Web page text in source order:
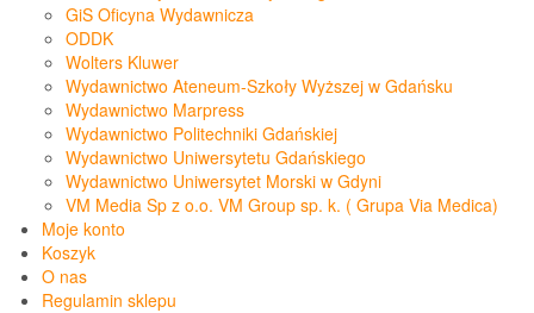
GiS Oficyna Wydawnicza
ODDK
Wolters Kluwer
Wydawnictwo Ateneum-Szkoły Wyższej w Gdańsku
Wydawnictwo Marpress
Wydawnictwo Politechniki Gdańskiej
Wydawnictwo Uniwersytetu Gdańskiego
Wydawnictwo Uniwersytet Morski w Gdyni
VM Media Sp z o.o. VM Group sp. k. ( Grupa Via Medica)
Moje konto
Koszyk
O nas
Regulamin sklepu